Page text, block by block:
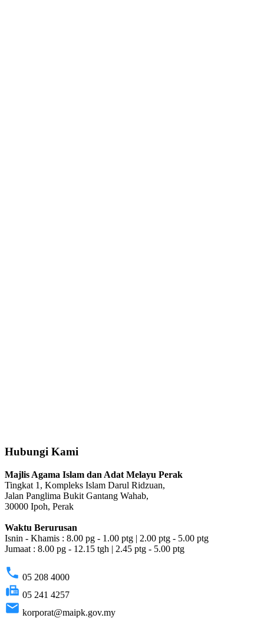
Hubungi Kami
Majlis Agama Islam dan Adat Melayu Perak
Tingkat 1, Kompleks Islam Darul Ridzuan,
Jalan Panglima Bukit Gantang Wahab,
30000 Ipoh, Perak
Waktu Berurusan
Isnin - Khamis : 8.00 pg - 1.00 ptg | 2.00 ptg - 5.00 ptg
Jumaat : 8.00 pg - 12.15 tgh | 2.45 ptg - 5.00 ptg
phone 05 208 4000
fax 05 241 4257
email korporat@maipk.gov.my